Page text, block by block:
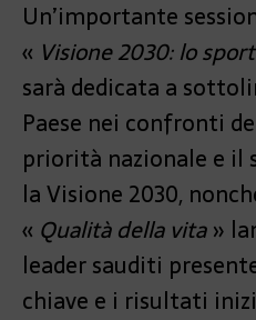
Un’importante
« Visione 2030: lo
sarà dedicata a
Paese nei confronti
priorità nazionale e il
la Visione 2030,
« Qualità della vita»
leader sauditi
chiave e i risultati